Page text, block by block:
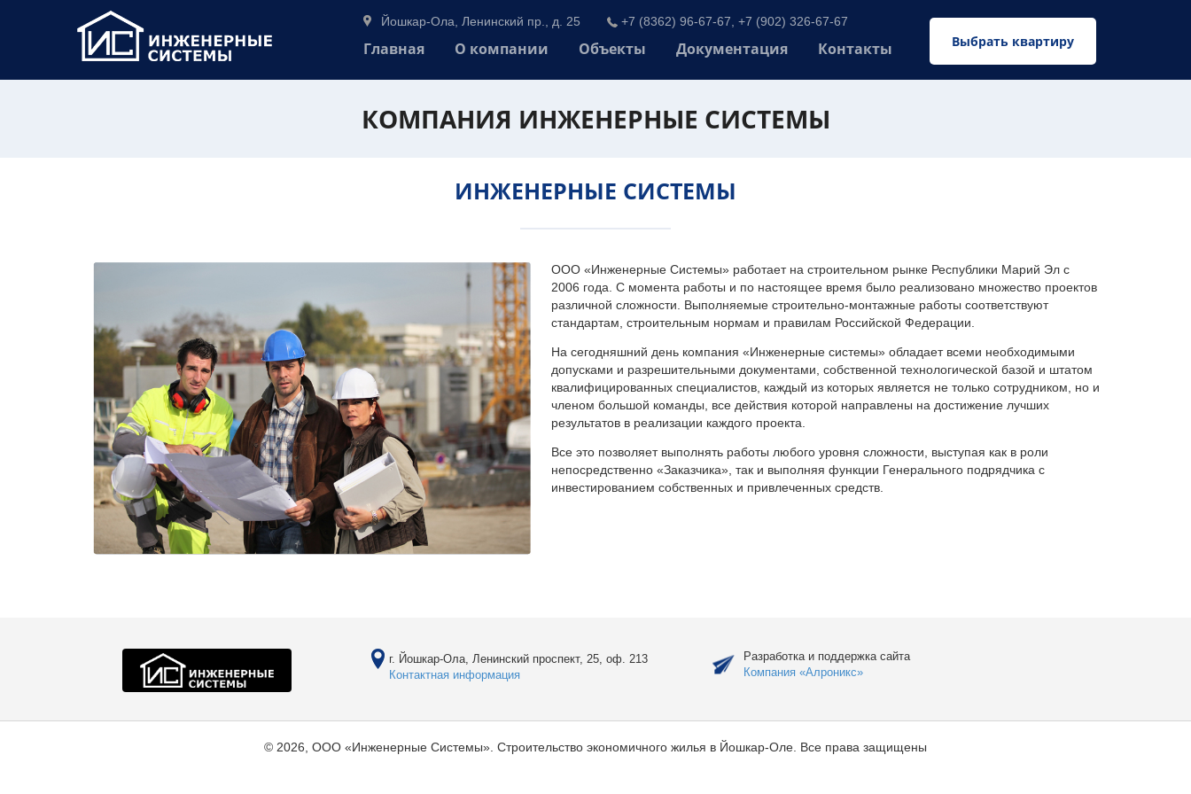
Выбрать квартиру
Йошкар-Ола, Ленинский пр., д. 25 +7 (8362) 96-67-67, +7 (902) 326-67-67
Главная О компании Объекты Документация Контакты
КОМПАНИЯ ИНЖЕНЕРНЫЕ СИСТЕМЫ
ИНЖЕНЕРНЫЕ СИСТЕМЫ
ООО «Инженерные Системы» работает на строительном рынке Республики Марий Эл с
2006 года. С момента работы и по настоящее время было реализовано множество проектов
различной сложности. Выполняемые строительно-монтажные работы соответствуют
стандартам, строительным нормам и правилам Российской Федерации.
На сегодняшний день компания «Инженерные системы» обладает всеми необходимыми
допусками и разрешительными документами, собственной технологической базой и штатом
квалифицированных специалистов, каждый из которых является не только сотрудником, но и
членом большой команды, все действия которой направлены на достижение лучших
результатов в реализации каждого проекта.
Все это позволяет выполнять работы любого уровня сложности, выступая как в роли
непосредственно «Заказчика», так и выполняя функции Генерального подрядчика с
инвестированием собственных и привлеченных средств.
г. Йошкар-Ола, Ленинский проспект, 25, оф. 213
Контактная информация
Разработка и поддержка сайта
Компания «Алроникс»
© 2026, ООО «Инженерные Системы». Строительство экономичного жилья в Йошкар-Оле. Все права защищены